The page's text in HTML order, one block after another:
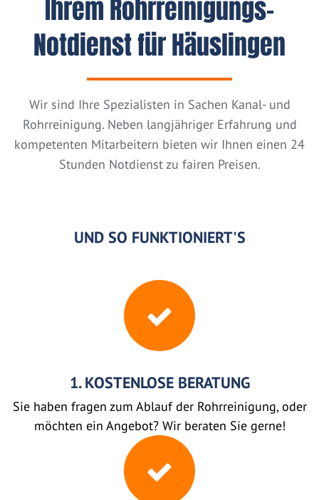
Ihrem Rohrreinigungs-
Notdienst für Häuslingen
Wir sind Ihre Spezialisten in Sachen Kanal- und
Rohrreinigung. Neben langjähriger Erfahrung und
kompetenten Mitarbeitern bieten wir Ihnen einen 24
Stunden Notdienst zu fairen Preisen.
UND SO FUNKTIONIERT'S
1. KOSTENLOSE BERATUNG
Sie haben fragen zum Ablauf der Rohrreinigung, oder
möchten ein Angebot? Wir beraten Sie gerne!